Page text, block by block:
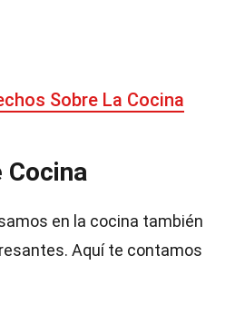
Sobre La Cocina
Cocina
en la cocina también
Aquí te contamos